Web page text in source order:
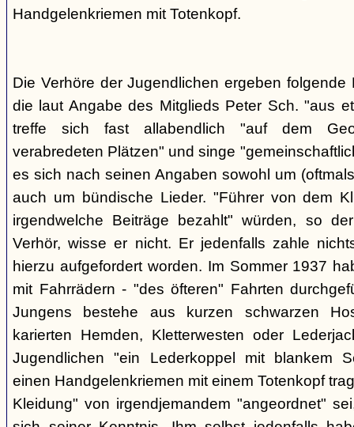
Handgelenkriemen mit Totenkopf.
Die Verhöre der Jugendlichen ergeben folgende
die laut Angabe des Mitglieds Peter Sch. "aus
treffe sich fast allabendlich "auf dem
verabredeten Plätzen" und singe
es sich nach seinen Angaben sowohl um
auch um bündische Lieder. "Führer von dem
irgendwelche Beiträge bezahlt" würden, so
Verhör, wisse er nicht. Er jedenfalls zahle
hierzu aufgefordert worden. Im Sommer 1937
mit Fahrrädern - "des öfteren" Fahrten
Jungens bestehe aus kurzen schwarzen
karierten Hemden, Kletterwesten oder
Jugendlichen "ein Lederkoppel mit blankem
einen Handgelenkriemen mit einem Totenkopf
Kleidung" von irgendjemandem "angeordnet"